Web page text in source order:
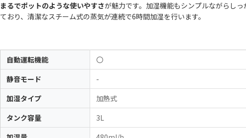
まるでポットのような使いやすさが魅力です。加湿機能もシンプルながらしっ
ており、清潔なスチーム式の蒸気が連続で6時間加湿を行います。
自動運転機能
〇
静音モード
-
加湿タイプ
加熱式
タンク容量
3L